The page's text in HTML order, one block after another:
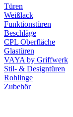
Türen
Weißlack
Funktionstüren
Beschläge
CPL Oberfläche
Glastüren
VAYA by Griffwerk
Stil- & Designtüren
Rohlinge
Zubehör